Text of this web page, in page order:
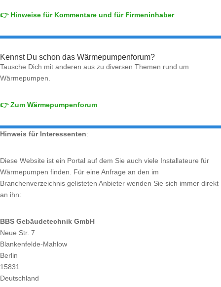
👉 Hinweise für Kommentare und für Firmeninhaber
Kennst Du schon das Wärmepumpenforum?
Tausche Dich mit anderen aus zu diversen Themen rund um
Wärmepumpen.
👉 Zum Wärmepumpenforum
Hinweis für Interessenten:
Diese Website ist ein Portal auf dem Sie auch viele Installateure für
Wärmepumpen finden. Für eine Anfrage an den im
Branchenverzeichnis gelisteten Anbieter wenden Sie sich immer direkt
an ihn:
BBS Gebäudetechnik GmbH
Neue Str. 7
Blankenfelde-Mahlow
Berlin
15831
Deutschland